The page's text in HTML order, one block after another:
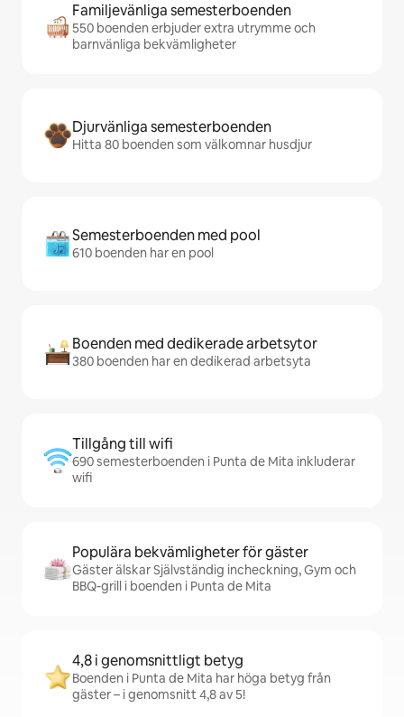
Familjevänliga semesterboenden
550 boenden erbjuder extra utrymme och
barnvänliga bekvämligheter
Djurvänliga semesterboenden
Hitta 80 boenden som välkomnar husdjur
Semesterboenden med pool
610 boenden har en pool
Boenden med dedikerade arbetsytor
380 boenden har en dedikerad arbetsyta
Tillgång till wifi
690 semesterboenden i Punta de Mita inkluderar
wifi
Populära bekvämligheter för gäster
Gäster älskar Självständig incheckning, Gym och
BBQ-grill i boenden i Punta de Mita
4,8 i genomsnittligt betyg
Boenden i Punta de Mita har höga betyg från
gäster – i genomsnitt 4,8 av 5!